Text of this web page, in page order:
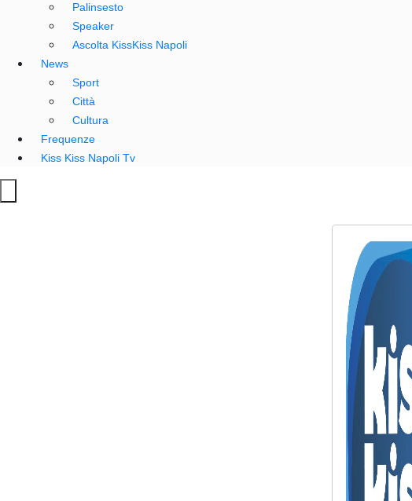
Palinsesto
Speaker
Ascolta KissKiss Napoli
News
Sport
Città
Cultura
Frequenze
Kiss Kiss Napoli Tv